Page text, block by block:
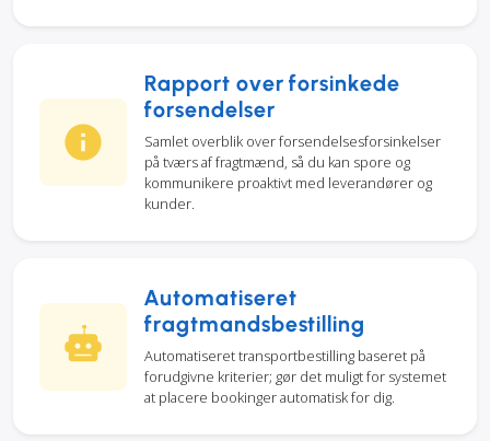
Rapport over forsinkede
forsendelser
Samlet overblik over forsendelsesforsinkelser
på tværs af fragtmænd, så du kan spore og
kommunikere proaktivt med leverandører og
kunder.
Automatiseret
fragtmandsbestilling
Automatiseret transportbestilling baseret på
forudgivne kriterier; gør det muligt for systemet
at placere bookinger automatisk for dig.